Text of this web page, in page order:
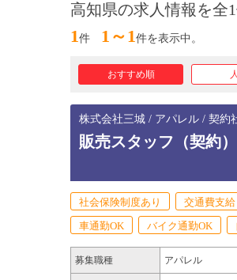
高知県の求人情報を全
1件 1～1件を表示中。
おすすめ順
株式会社三城 / アパレル / 契約
販売スタッフ（契約
社会保険制度あり 交通費支給
車通勤OK
バイク通勤OK
募集職種 アパレル